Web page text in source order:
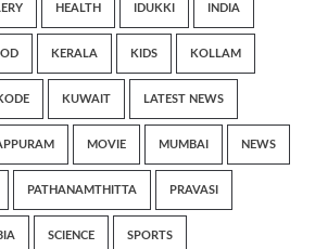
HEALTH IDUKKI INDIA
KERALA KIDS KOLLAM
KUWAIT LATEST NEWS
MOVIE MUMBAI NEWS
PATHANAMTHITTA PRAVASI
SCIENCE SPORTS